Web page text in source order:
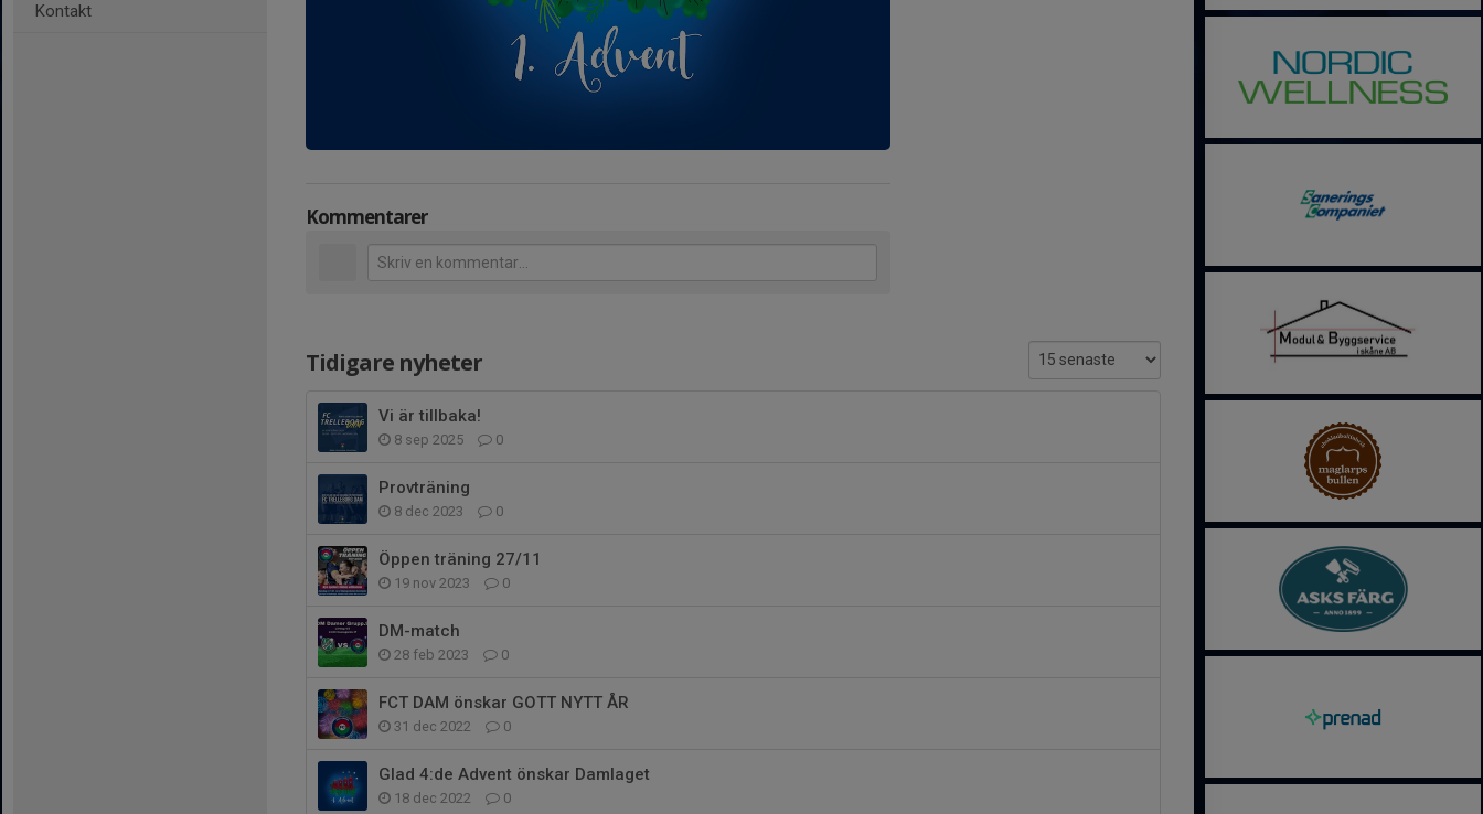
Kontakt
Kommentarer
Tidigare nyheter
Vi är tillbaka!
8 sep 2025 0
Provträning
8 dec 2023 0
Öppen träning 27/11
19 nov 2023 0
DM-match
28 feb 2023 0
FCT DAM önskar GOTT NYTT ÅR
31 dec 2022 0
Glad 4:de Advent önskar Damlaget
18 dec 2022 0